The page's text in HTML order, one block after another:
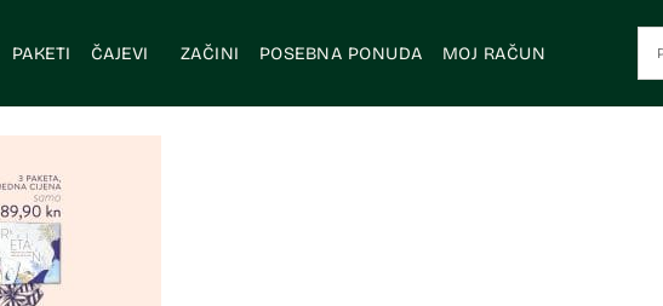
PAKETI ČAJEVI ZAČINI POSEBNA PONUDA MOJ RAČUN